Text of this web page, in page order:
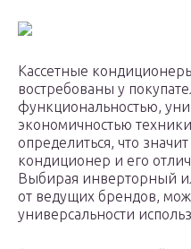
Кассетные
востребованы у
функциональностью,
экономичностью
определиться, что
кондиционер и его
Выбирая инверторный
от ведущих брендов,
универсальности